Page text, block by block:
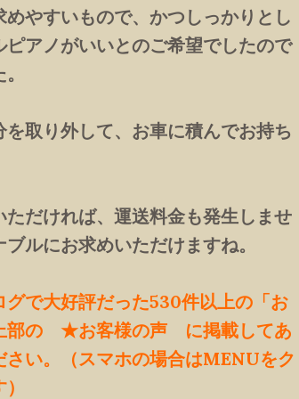
やすいもので、かつしっかりとし
アノがいいとのご希望でしたので
取り外して、お車に積んでお持ち
ただければ、運送料金も発生しませ
ルにお求めいただけますね。
グで大好評だった530件以上の「お
部の ★お客様の声 に掲載してあ
さい。（スマホの場合はMENUをク